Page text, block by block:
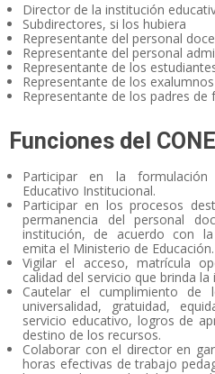
Director de la institución
Subdirectores, si los hubiera
Representante del personal
Representante del personal
Representante de los
Representante de los exalumnos
Representante de los padres de
Funciones del CONEI
Participar en la
Educativo Institucional.
Participar en los procesos
permanencia del personal
institución, de acuerdo con
emita el Ministerio de Educación.
Vigilar el acceso, matrícula
calidad del servicio que brinda
Cautelar el cumplimiento de
universalidad, gratuidad,
servicio educativo, logros de
destino de los recursos.
Colaborar con el director en
horas efectivas de trabajo